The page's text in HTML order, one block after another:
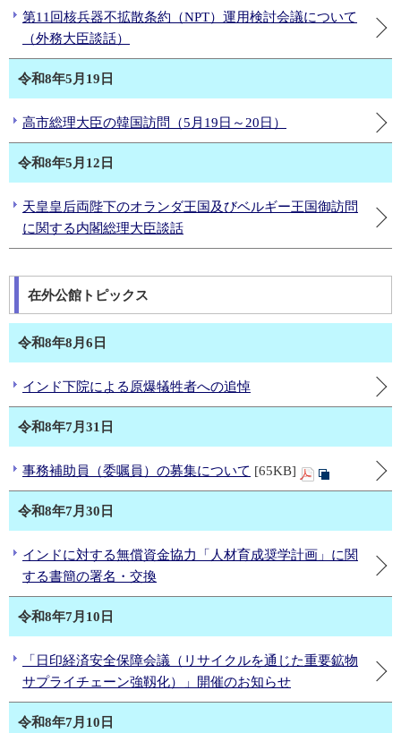
第11回核兵器不拡散条約（NPT）運用検討会議について
（外務大臣談話）
令和8年5月19日
高市総理大臣の韓国訪問（5月19日～20日）
令和8年5月12日
天皇皇后両陛下のオランダ王国及びベルギー王国御訪問
に関する内閣総理大臣談話
在外公館トピックス
令和8年8月6日
インド下院による原爆犠牲者への追悼
令和8年7月31日
事務補助員（委嘱員）の募集について [65KB]
令和8年7月30日
インドに対する無償資金協力「人材育成奨学計画」に関
する書簡の署名・交換
令和8年7月10日
「日印経済安全保障会議（リサイクルを通じた重要鉱物
サプライチェーン強靱化）」開催のお知らせ
令和8年7月10日